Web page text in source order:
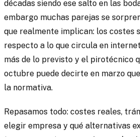
décadas siendo ese salto en las
embargo muchas parejas se
que realmente implican: los costes
respecto a lo que circula en
más de lo previsto y el pirotécnico
octubre puede decirte en marzo
la normativa.
Repasamos todo: costes reales,
elegir empresa y qué alternativas